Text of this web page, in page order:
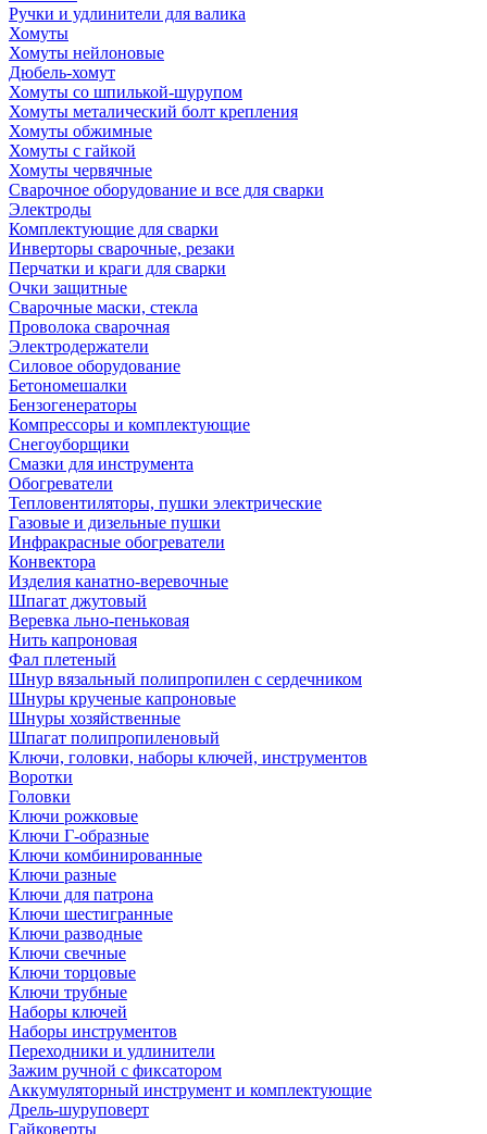
Ручки и удлинители для валика
Хомуты
Хомуты нейлоновые
Дюбель-хомут
Хомуты со шпилькой-шурупом
Хомуты металический болт крепления
Хомуты обжимные
Хомуты с гайкой
Хомуты червячные
Сварочное оборудование и все для сварки
Электроды
Комплектующие для сварки
Инверторы сварочные, резаки
Перчатки и краги для сварки
Очки защитные
Сварочные маски, стекла
Проволока сварочная
Электродержатели
Силовое оборудование
Бетономешалки
Бензогенераторы
Компрессоры и комплектующие
Снегоуборщики
Смазки для инструмента
Обогреватели
Тепловентиляторы, пушки электрические
Газовые и дизельные пушки
Инфракрасные обогреватели
Конвектора
Изделия канатно-веревочные
Шпагат джутовый
Веревка льно-пеньковая
Нить капроновая
Фал плетеный
Шнур вязальный полипропилен с сердечником
Шнуры крученые капроновые
Шнуры хозяйственные
Шпагат полипропиленовый
Ключи, головки, наборы ключей, инструментов
Воротки
Головки
Ключи рожковые
Ключи Г-образные
Ключи комбинированные
Ключи разные
Ключи для патрона
Ключи шестигранные
Ключи разводные
Ключи свечные
Ключи торцовые
Ключи трубные
Наборы ключей
Наборы инструментов
Переходники и удлинители
Зажим ручной с фиксатором
Аккумуляторный инструмент и комплектующие
Дрель-шуруповерт
Гайковерты